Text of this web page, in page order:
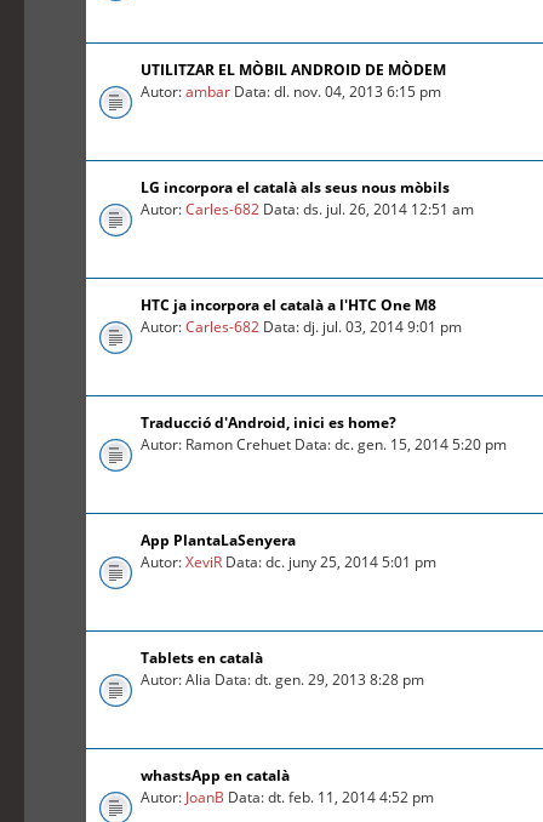
UTILITZAR EL MÒBIL ANDROID DE MÒDEM
Autor:ambar Data: dl. nov. 04, 2013 6:15 pm
LG incorpora el català als seus nous mòbils
Autor:Carles-682 Data: ds. jul. 26, 2014 12:51 am
HTC ja incorpora el català a l'HTC One M8
Autor:Carles-682 Data: dj. jul. 03, 2014 9:01 pm
Traducció d'Android, inici es home?
Autor: Ramon Crehuet Data: dc. gen. 15, 2014 5:20 pm
App PlantaLaSenyera
Autor:XeviR Data: dc. juny 25, 2014 5:01 pm
Tablets en català
Autor: Alia Data: dt. gen. 29, 2013 8:28 pm
whastsApp en català
Autor: JoanB Data: dt. feb. 11, 2014 4:52 pm